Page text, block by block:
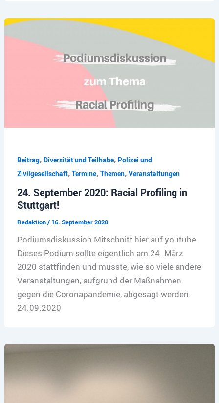
Beitrag, Diversität und Teilhabe, Polizei und
Zivilgesellschaft, Termine, Themen, Veranstaltungen
24. September 2020: Racial Profiling in
Stuttgart!
Redaktion/ 16. September 2020
Podiumsdiskussion Mitschnitt hier auf youtube
Dieses Podium sollte eigentlich am 24. März
2020 stattfinden und musste, wie so viele andere
Veranstaltungen, aufgrund der Maßnahmen
gegen die Coronapandemie, abgesagt werden.
24.09.2020